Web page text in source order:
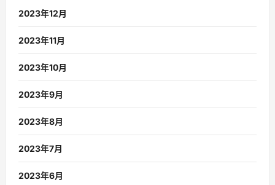
2023年12月
2023年11月
2023年10月
2023年9月
2023年8月
2023年7月
2023年6月